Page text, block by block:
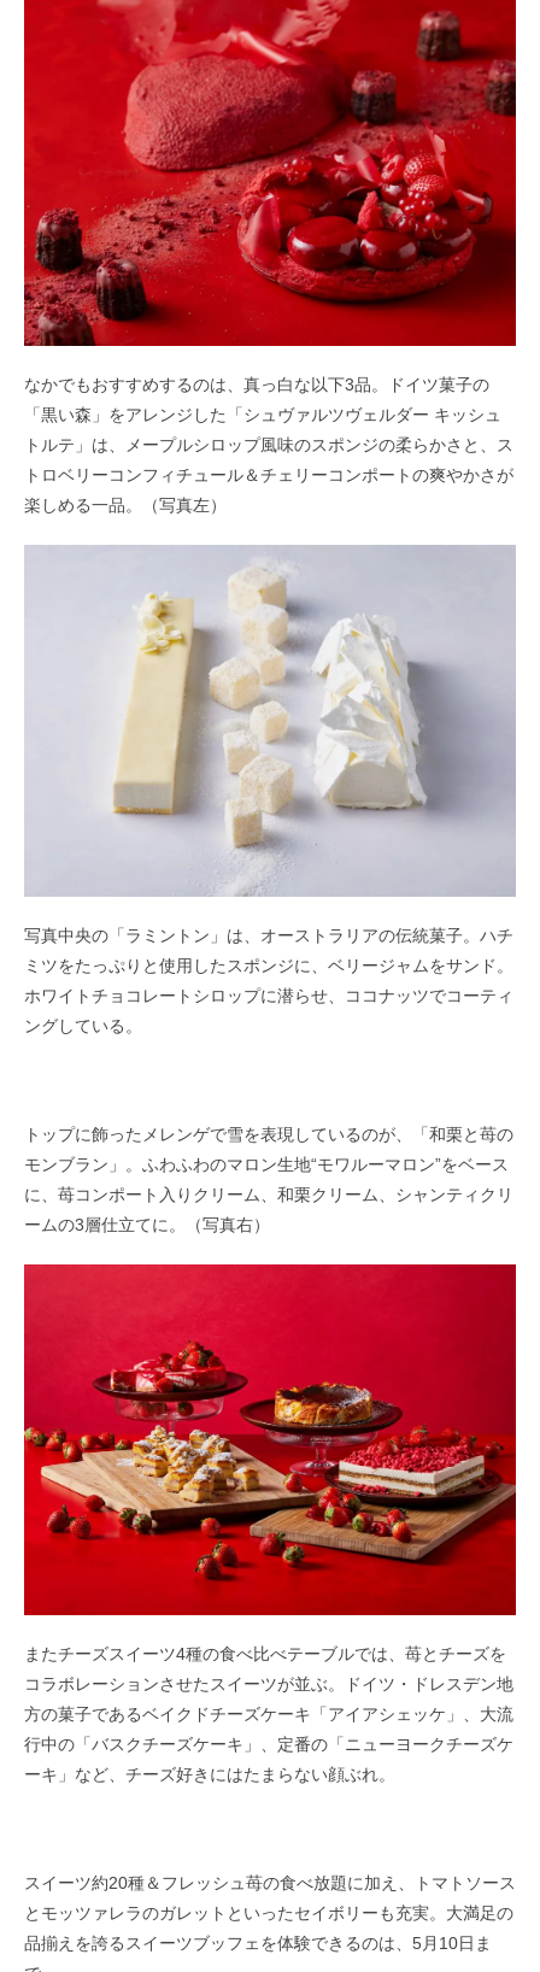
なかでもおすすめするのは、真っ白な以下3品。ドイツ菓子の
「黒い森」をアレンジした「シュヴァルツヴェルダー キッシュ
トルテ」は、メープルシロップ風味のスポンジの柔らかさと、ス
トロベリーコンフィチュール＆チェリーコンポートの爽やかさが
楽しめる一品。（写真左）
写真中央の「ラミントン」は、オーストラリアの伝統菓子。ハチ
ミツをたっぷりと使用したスポンジに、ベリージャムをサンド。
ホワイトチョコレートシロップに潜らせ、ココナッツでコーティ
ングしている。
トップに飾ったメレンゲで雪を表現しているのが、「和栗と苺の
モンブラン」。ふわふわのマロン生地“モワルーマロン”をベース
に、苺コンポート入りクリーム、和栗クリーム、シャンティクリ
ームの3層仕立てに。（写真右）
またチーズスイーツ4種の食べ比べテーブルでは、苺とチーズを
コラボレーションさせたスイーツが並ぶ。ドイツ・ドレスデン地
方の菓子であるベイクドチーズケーキ「アイアシェッケ」、大流
行中の「バスクチーズケーキ」、定番の「ニューヨークチーズケ
ーキ」など、チーズ好きにはたまらない顔ぶれ。
スイーツ約20種＆フレッシュ苺の食べ放題に加え、トマトソース
とモッツァレラのガレットといったセイボリーも充実。大満足の
品揃えを誇るスイーツブッフェを体験できるのは、5月10日ま